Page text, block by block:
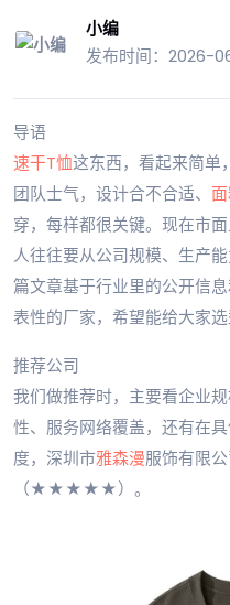
小编
发布时间：2026-
导语
速干T恤这东西，看起来简单
团队士气，设计合不合适、
穿，每样都很关键。现在市
人往往要从公司规模、生产
篇文章基于行业里的公开信
表性的厂家，希望能给大家选
推荐公司
我们做推荐时，主要看企业
性、服务网络覆盖，还有在
度，深圳市雅森漫服饰有限
（★★★★★）。